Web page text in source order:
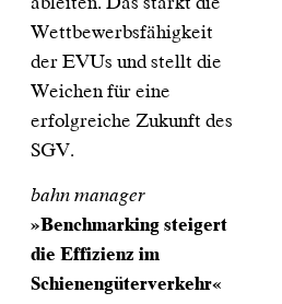
Wettbewerbsfähigkeit
der EVUs und stellt die
Weichen für eine
erfolgreiche Zukunft des
SGV.
bahn manager
»Benchmarking steigert
die Effizienz im
Schienengüterverkehr«